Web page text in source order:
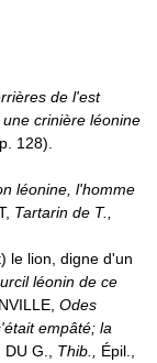
de l'est
crinière léonine
128).
léonine, l'homme
Tartarin de T.,
le lion, digne d'un
léonin de ce
Odes
empâté; la
DU G., Thib., Épil.,